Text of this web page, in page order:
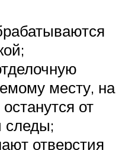
месту, на
от
следы;
отверстия